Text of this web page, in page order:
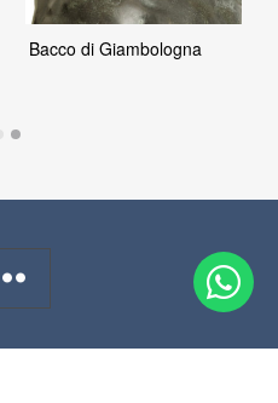
Bacco di Giambologna
Bazzanti – All Rights Reserved. P.I.